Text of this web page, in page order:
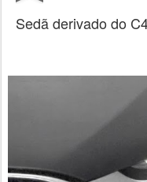
Sedã derivado do